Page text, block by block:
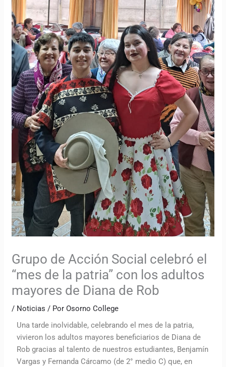
Grupo de Acción Social celebró el
“mes de la patria” con los adultos
mayores de Diana de Rob
/ Noticias / PorOsorno College
Una tarde inolvidable, celebrando el mes de la patria,
vivieron los adultos mayores beneficiarios de Diana de
Rob gracias al talento de nuestros estudiantes, Benjamín
Vargas y Fernanda Cárcamo (de 2° medio C) que, en